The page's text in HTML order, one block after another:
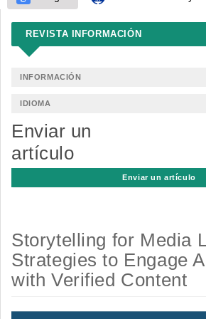
REVISTA INFORMACIÓN
INFORMACIÓN
IDIOMA
Enviar un
artículo
Enviar un artículo
Storytelling for Media
Strategies to Engage
with Verified Content